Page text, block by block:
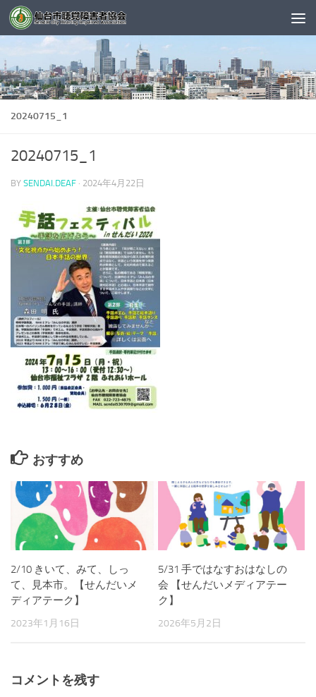
コンテンツへスキップ
20240715_1
20240715_1
BY SENDAI.DEAF · 2024年4月22日
おすすめ
2/10 きいて、みて、しっ
て、見本市。【せんだいメ
ディアテーク】
2023年1月16日
5/31 手ではなすおはなしの
会 【せんだいメディアテー
ク】
2026年5月2日
コメントを残す